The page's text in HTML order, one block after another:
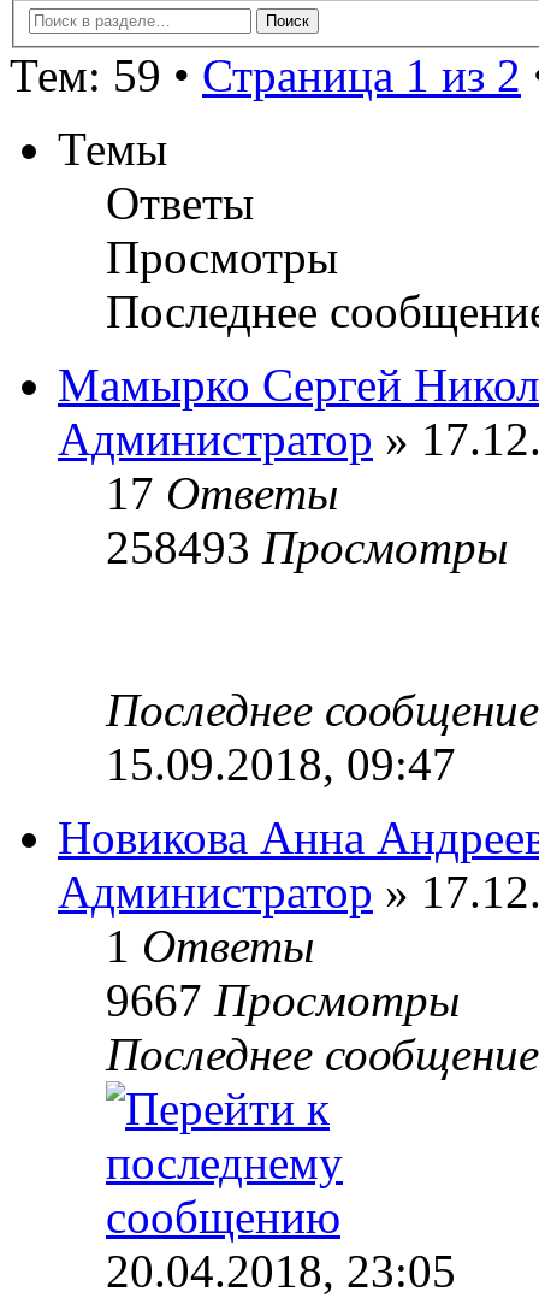
Тем: 59 • Страница 1 из 2
Темы
Ответы
Просмотры
Последнее
Мамырко Сергей
Администратор »
17 Ответы
258493 Просмотры
Последнее
15.09.2018, 09:47
Новикова Анна
Администратор »
1 Ответы
9667 Просмотры
Последнее
20.04.2018, 23:05